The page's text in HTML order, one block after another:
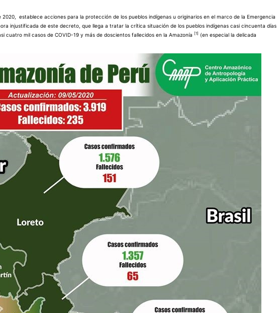
establece acciones para la protección de los pueblos indígenas u originarios en el marco de la Emergencia
injustificada de este decreto, que llega a tratar la crítica situación de los pueblos indígenas casi cincuenta días
mil casos de COVID-19 y más de doscientos fallecidos en la Amazonía [1]
(en especial la delicada